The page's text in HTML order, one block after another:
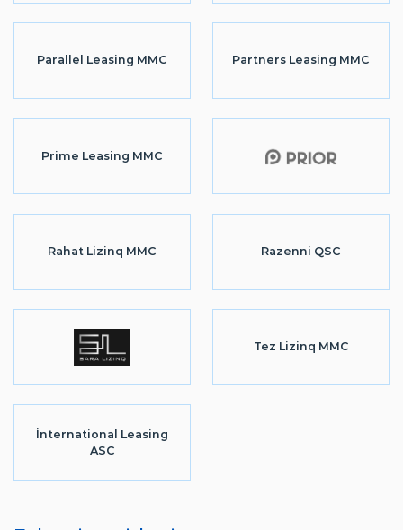
Parallel Leasing MMC Partners Leasing MMC
Prime Leasing MMC
Rahat Lizinq MMC Razenni QSC
Tez Lizinq MMC
İnternational Leasing
ASC